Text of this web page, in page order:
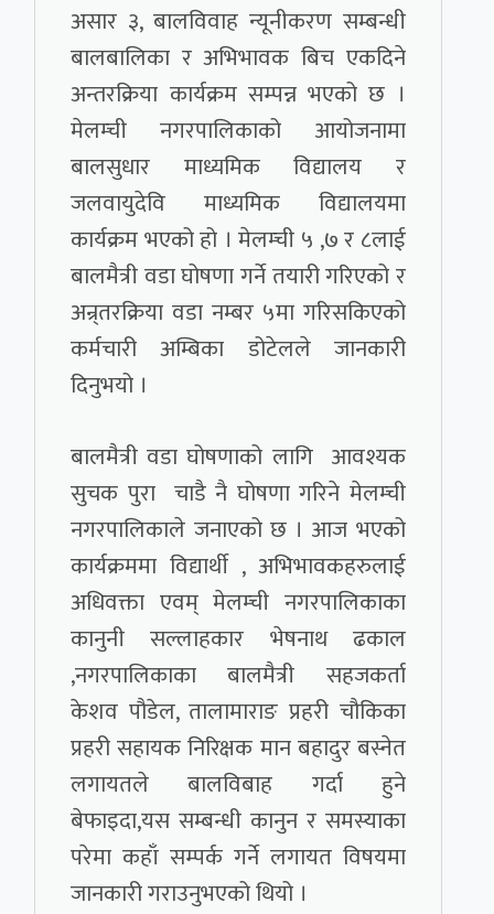
असार ३, बालविवाह न्यूनीकरण सम्बन्धी
बालबालिका र अभिभावक बिच एकदिने
अन्तरक्रिया कार्यक्रम सम्पन्न भएको छ ।
मेलम्ची नगरपालिकाको आयोजनामा
बालसुधार माध्यमिक विद्यालय र
जलवायुदेवि माध्यमिक विद्यालयमा
कार्यक्रम भएको हो । मेलम्ची ५ ,७ र ८लाई
बालमैत्री वडा घोषणा गर्ने तयारी गरिएको र
अन्र्तरक्रिया वडा नम्बर ५मा गरिसकिएको
कर्मचारी अम्बिका डोटेलले जानकारी
दिनुभयो ।
बालमैत्री वडा घोषणाको लागि आवश्यक
सुचक पुरा चाडै नै घोषणा गरिने मेलम्ची
नगरपालिकाले जनाएको छ । आज भएको
कार्यक्रममा विद्यार्थी , अभिभावकहरुलाई
अधिवक्ता एवम् मेलम्ची नगरपालिकाका
कानुनी सल्लाहकार भेषनाथ ढकाल
,नगरपालिकाका बालमैत्री सहजकर्ता
केशव पौडेल, तालामाराङ प्रहरी चौकिका
प्रहरी सहायक निरिक्षक मान बहादुर बस्नेत
लगायतले बालविबाह गर्दा हुने
बेफाइदा,यस सम्बन्धी कानुन र समस्याका
परेमा कहाँ सम्पर्क गर्ने लगायत विषयमा
जानकारी गराउनुभएको थियो ।